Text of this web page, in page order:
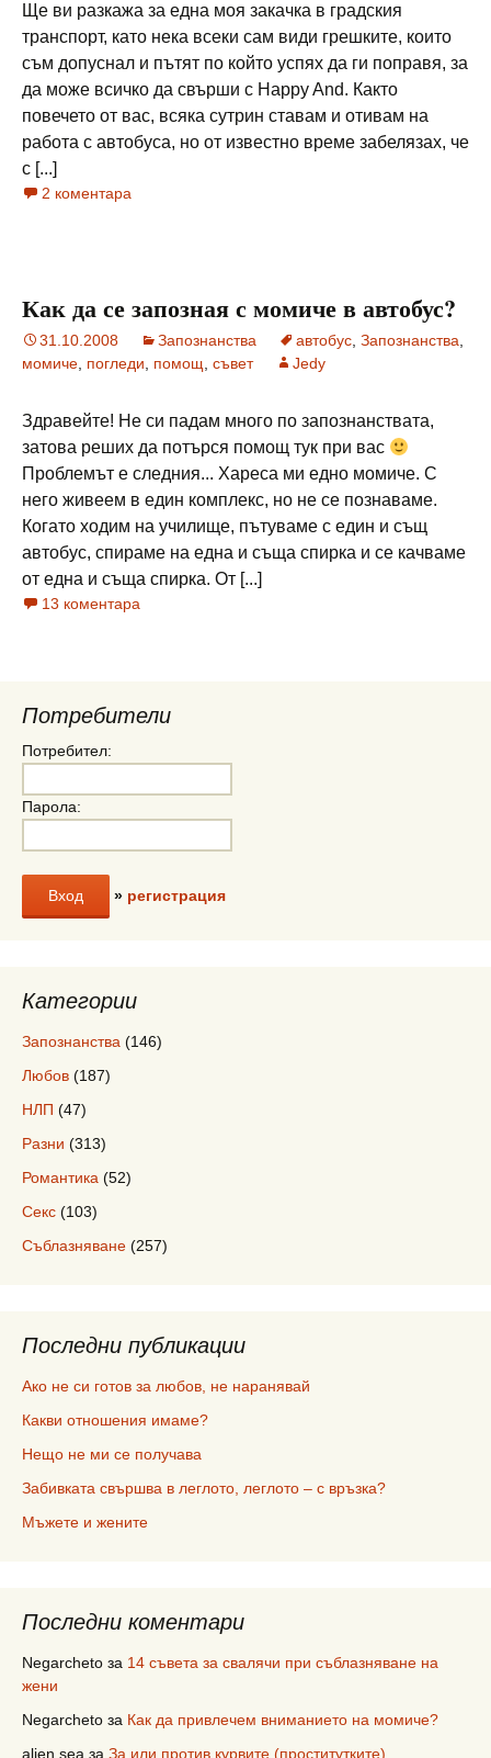
Ще ви разкажа за една моя закачка в градския
транспорт, като нека всеки сам види грешките, които
съм допуснал и пътят по който успях да ги поправя, за
да може всичко да свърши с Happy And. Както
повечето от вас, всяка сутрин ставам и отивам на
работа с автобуса, но от известно време забелязах, че
с [...]
2 коментара
Как да се запозная с момиче в автобус?
31.10.2008 Запознанства автобус Запознанства
момиче погледи помощ съвет Jedy
Здравейте! Не си падам много по запознанствата,
затова реших да потърся помощ тук при вас
Проблемът е следния... Хареса ми едно момиче. С
него живеем в един комплекс, но не се познаваме.
Когато ходим на училище, пътуваме с един и същ
автобус, спираме на една и съща спирка и се качваме
от една и съща спирка. От [...]
13 коментара
Потребители
Потребител:
Парола:
» регистрация
Категории
Запознанства (146)
Любов (187)
НЛП (47)
Разни (313)
Романтика (52)
Секс (103)
Съблазняване (257)
Последни публикации
Ако не си готов за любов, не наранявай
Какви отношения имаме?
Нещо не ми се получава
Забивката свършва в леглото, леглото – с връзка?
Мъжете и жените
Последни коментари
Negarcheto за 14 съвета за свалячи при съблазняване на
жени
Negarcheto за Как да привлечем вниманието на момиче?
alien sea за За или против курвите (проститутките)